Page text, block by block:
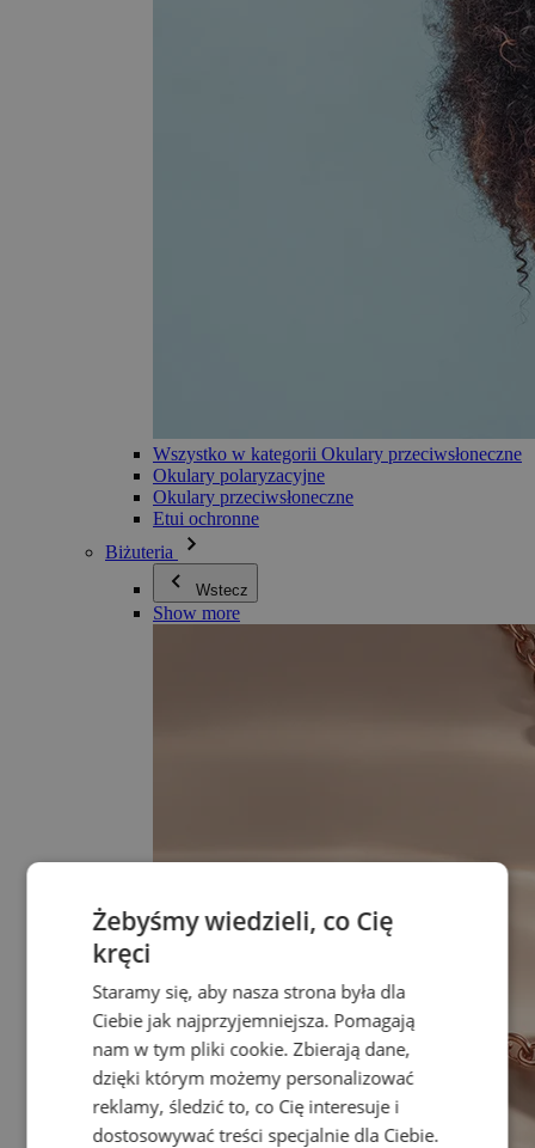
Wszystko w kategorii Okulary przeciwsłoneczne
Okulary polaryzacyjne
Okulary przeciwsłoneczne
Etui ochronne
Biżuteria
Wstecz
Show more
Żebyśmy wiedzieli, co Cię
kręci
Staramy się, aby nasza strona była dla
Ciebie jak najprzyjemniejsza. Pomagają
nam w tym pliki cookie. Zbierają dane,
dzięki którym możemy personalizować
reklamy, śledzić to, co Cię interesuje i
dostosowywać treści specjalnie dla Ciebie.